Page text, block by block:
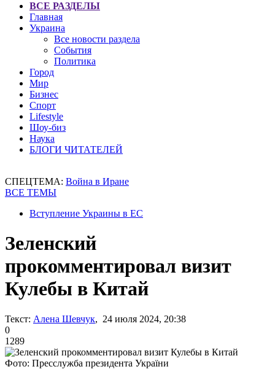
ВСЕ РАЗДЕЛЫ
Главная
Украина
Все новости раздела
События
Политика
Город
Мир
Бизнес
Спорт
Lifestyle
Шоу-биз
Наука
БЛОГИ ЧИТАТЕЛЕЙ
СПЕЦТЕМА: Война в Иране
ВСЕ ТЕМЫ
Вступление Украины в ЕС
Зеленский
прокомментировал визит
Кулебы в Китай
Текст: Алена Шевчук, 24 июля 2024, 20:38
0
1289
Фото: Пресслужба президента України